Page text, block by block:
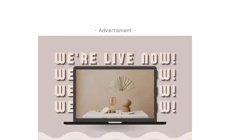
- Advertisment -